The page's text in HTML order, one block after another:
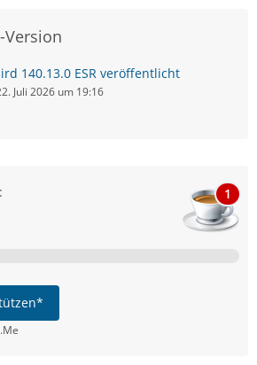
Version
140.13.0 ESR veröffentlicht
Juli 2026 um 19:16
1